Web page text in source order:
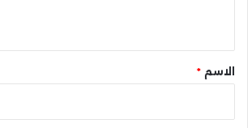
* الاسم *